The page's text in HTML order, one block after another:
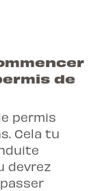
de
permis
Cela tu
devrez